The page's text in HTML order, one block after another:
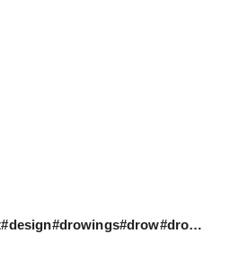
#illustration#illust#design#drowings#drow#drowingart#artwork#artist#designer#nature#일러스트#아티스트#드로잉#디자이너#소통#힐링#그림스타그램#mydesign#일러스트레이션